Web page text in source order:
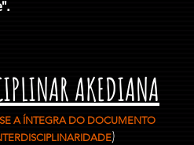
AKEDIANA
A ÍNTEGRA DO DOCUMENTO
)